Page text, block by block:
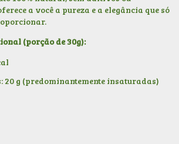
a você a pureza e a elegância que só
(porção de 30g):
20 g (predominantemente insaturadas)